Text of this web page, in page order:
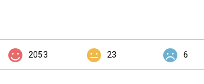
2053 23 6